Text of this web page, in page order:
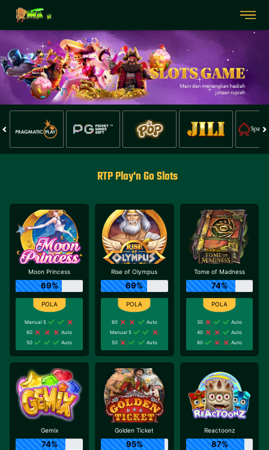
RTP Play'n Go Slots
Moon Princess
69%
Manual 5
80
Auto
50
Auto
Rise of Olympus
69%
60
Auto
Manual 5
50
Auto
Tome of Madness
74%
30
Auto
40
Auto
80
Auto
Gemix
74%
Golden Ticket
95%
Reactoonz
87%